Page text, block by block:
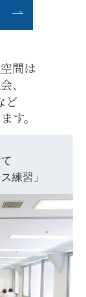
間は
、
ど
す。
練習」